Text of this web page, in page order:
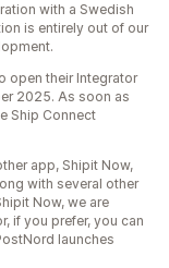
with a Swedish
is entirely out of our
open their Integrator
2025. As soon as
Ship Connect
app, Shipit Now,
with several other
Now, we are
if you prefer, you can
launches